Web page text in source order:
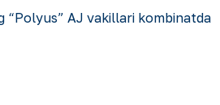
“Polyus” AJ vakillari kombinatda